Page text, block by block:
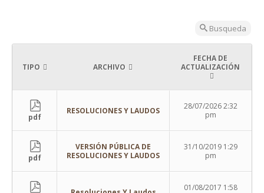
Busqueda
TIPO ARCHIVO
FECHA DE
ACTUALIZACIÓN
pdf
RESOLUCIONES Y LAUDOS
28/07/2026 2:32
pm
pdf
VERSIÓN PÚBLICA DE
RESOLUCIONES Y LAUDOS
31/10/2019 1:29
pm
01/08/2017 1:58